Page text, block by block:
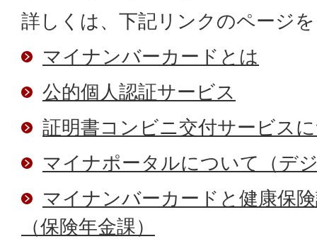
詳しくは、下記リンクのページ
マイナンバーカードとは
公的個人認証サービス
証明書コンビニ交付サービス
マイナポータルについて（デ
マイナンバーカードと健康保
（保険年金課）